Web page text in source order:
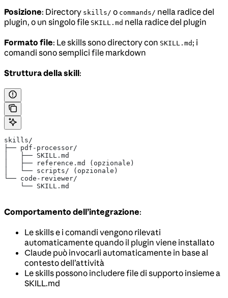
Posizione: Directory skills/ o commands/ nella radice del
plugin, o un singolo file SKILL.md nella radice del plugin
Formato file: Le skills sono directory con SKILL.md ; i
comandi sono semplici file markdown
Struttura della skill:
skills/
├── pdf-processor/
│   ├── SKILL.md
│   ├── reference.md (opzionale)
│   └── scripts/ (opzionale)
└── code-reviewer/
    └── SKILL.md
Comportamento dell’integrazione:
Le skills e i comandi vengono rilevati
automaticamente quando il plugin viene installato
Claude può invocarli automaticamente in base al
contesto dell’attività
Le skills possono includere file di supporto insieme a
SKILL.md